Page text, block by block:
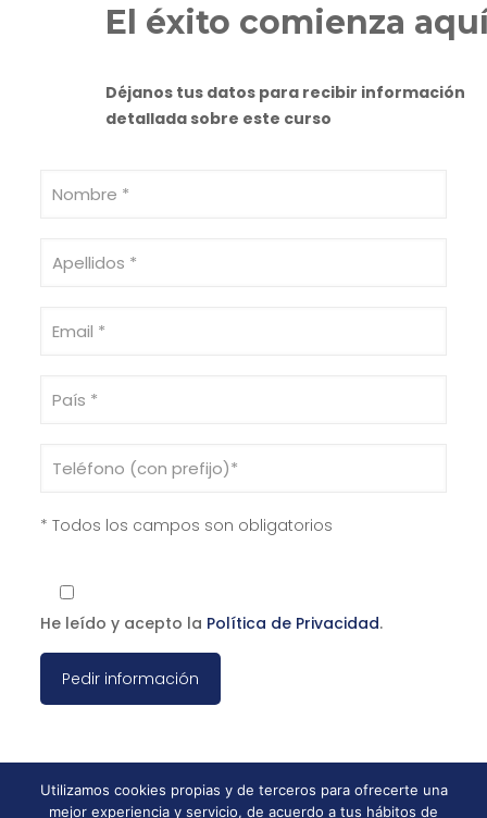
El éxito comienza
Déjanos tus datos para recibir información
detallada sobre este curso
* Todos los campos son obligatorios
He leído y acepto la Política de Privacidad.
Utilizamos cookies propias y de terceros para ofrecerte una
mejor experiencia y servicio, de acuerdo a tus hábitos de